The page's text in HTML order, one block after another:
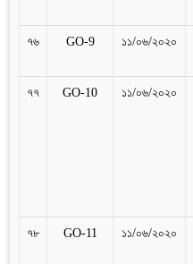
৭৬ GO-9 ১১/০৬/২০২০
৭৭ GO-10 ১১/০৬/২০২০
৭৮ GO-11 ১১/০৬/২০২০